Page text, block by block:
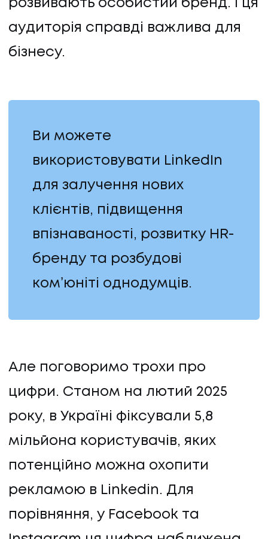
розвивають особистий бренд. І ця
аудиторія справді важлива для
бізнесу.
Ви можете
використовувати LinkedIn
для залучення нових
клієнтів, підвищення
впізнаваності, розвитку HR-
бренду та розбудові
комʼюніті однодумців.
Але поговоримо трохи про
цифри. Станом на лютий 2025
року, в Україні фіксували 5,8
мільйона користувачів, яких
потенційно можна охопити
рекламою в Linkedin. Для
порівняння, у Facebook та
ПОСЛУГИ
ПОСЛУГИ
КЕЙСИ
КЕЙСИ
ПРО НАС